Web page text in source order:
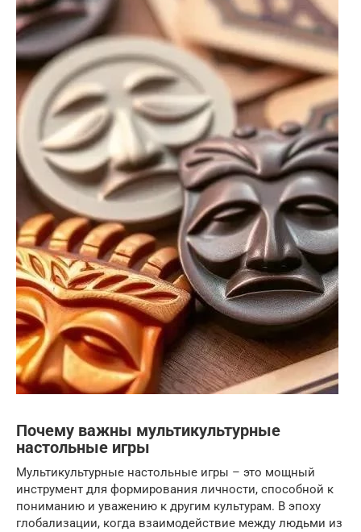
Почему важны мультикультурные
настольные игры
Мультикультурные настольные игры – это мощный
инструмент для формирования личности, способной к
пониманию и уважению к другим культурам. В эпоху
глобализации, когда взаимодействие между людьми из